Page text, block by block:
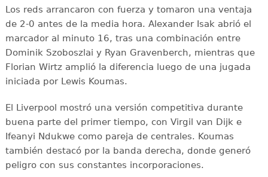
Los reds arrancaron con fuerza y tomaron una ventaja
de 2-0 antes de la media hora. Alexander Isak abrió el
marcador al minuto 16, tras una combinación entre
Dominik Szoboszlai y Ryan Gravenberch, mientras que
Florian Wirtz amplió la diferencia luego de una jugada
iniciada por Lewis Koumas.
El Liverpool mostró una versión competitiva durante
buena parte del primer tiempo, con Virgil van Dijk e
Ifeanyi Ndukwe como pareja de centrales. Koumas
también destacó por la banda derecha, donde generó
peligro con sus constantes incorporaciones.